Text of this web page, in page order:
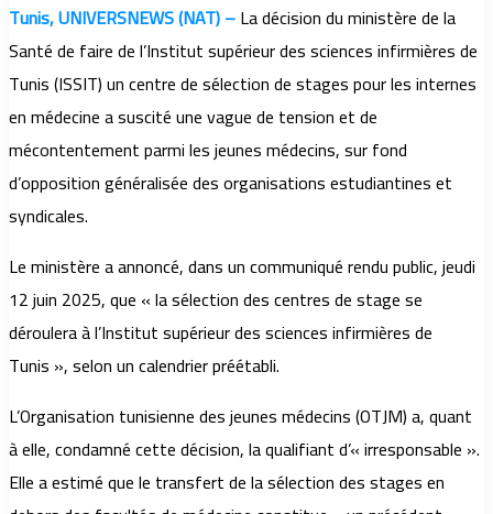
Tunis, UNIVERSNEWS (NAT) –La décision du ministère de la
Santé de faire de l’Institut supérieur des sciences infirmières de
Tunis (ISSIT) un centre de sélection de stages pour les internes
en médecine a suscité une vague de tension et de
mécontentement parmi les jeunes médecins, sur fond
d’opposition généralisée des organisations estudiantines et
syndicales.
Le ministère a annoncé, dans un communiqué rendu public, jeudi
12 juin 2025, que « la sélection des centres de stage se
déroulera à l’Institut supérieur des sciences infirmières de
Tunis », selon un calendrier préétabli.
L’Organisation tunisienne des jeunes médecins (OTJM) a, quant
à elle, condamné cette décision, la qualifiant d’« irresponsable ».
Elle a estimé que le transfert de la sélection des stages en